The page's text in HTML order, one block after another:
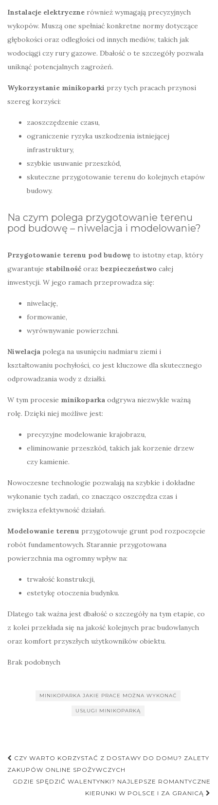
Instalacje elektryczne również wymagają precyzyjnych
wykopów. Muszą one spełniać konkretne normy dotyczące
głębokości oraz odległości od innych mediów, takich jak
wodociągi czy rury gazowe. Dbałość o te szczegóły pozwala
uniknąć potencjalnych zagrożeń.
Wykorzystanie minikoparki przy tych pracach przynosi
szereg korzyści:
zaoszczędzenie czasu,
ograniczenie ryzyka uszkodzenia istniejącej
infrastruktury,
szybkie usuwanie przeszkód,
skuteczne przygotowanie terenu do kolejnych etapów
budowy.
Na czym polega przygotowanie terenu
pod budowę – niwelacja i modelowanie?
Przygotowanie terenu pod budowę to istotny etap, który
gwarantuje stabilność oraz bezpieczeństwo całej
inwestycji. W jego ramach przeprowadza się:
niwelację,
formowanie,
wyrównywanie powierzchni.
Niwelacja polega na usunięciu nadmiaru ziemi i
kształtowaniu pochyłości, co jest kluczowe dla skutecznego
odprowadzania wody z działki.
W tym procesie minikoparka odgrywa niezwykle ważną
rolę. Dzięki niej możliwe jest:
precyzyjne modelowanie krajobrazu,
eliminowanie przeszkód, takich jak korzenie drzew
czy kamienie.
Nowoczesne technologie pozwalają na szybkie i dokładne
wykonanie tych zadań, co znacząco oszczędza czas i
zwiększa efektywność działań.
Modelowanie terenu przygotowuje grunt pod rozpoczęcie
robót fundamentowych. Starannie przygotowana
powierzchnia ma ogromny wpływ na:
trwałość konstrukcji,
estetykę otoczenia budynku.
Dlatego tak ważna jest dbałość o szczegóły na tym etapie, co
z kolei przekłada się na jakość kolejnych prac budowlanych
oraz komfort przyszłych użytkowników obiektu.
Brak podobnych
MINIKOPARKA JAKIE PRACE MOŻNA WYKONAĆ
USŁUGI MINIKOPARKĄ
Nawigacja
postu
CZY WARTO KORZYSTAĆ Z DOSTAWY DO DOMU? ZALETY
ZAKUPÓW ONLINE SPOŻYWCZYCH
GDZIE SPĘDZIĆ WALENTYNKI? NAJLEPSZE ROMANTYCZNE
KIERUNKI W POLSCE I ZA GRANICĄ